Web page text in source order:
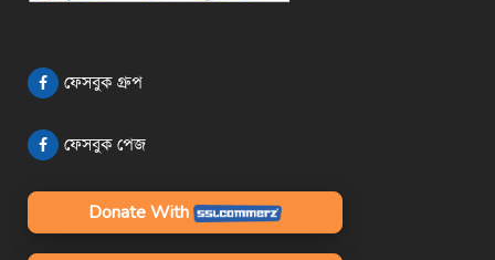
ফেসবুক গ্রুপ
ফেসবুক পেজ
Donate With